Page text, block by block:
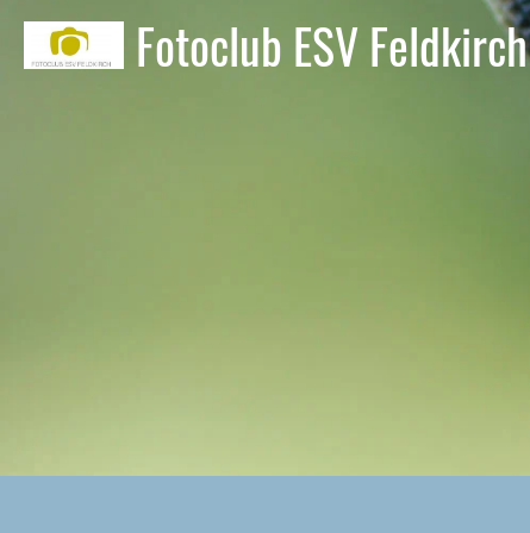
Fotoclub ESV Feldkirch